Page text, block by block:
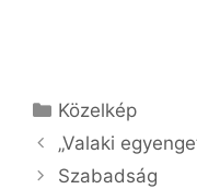
Kategória
Közelkép
„Valaki
Szabadság